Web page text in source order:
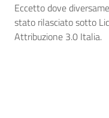
Eccetto dove
stato rilasciato sotto
Attribuzione 3.0 Italia.